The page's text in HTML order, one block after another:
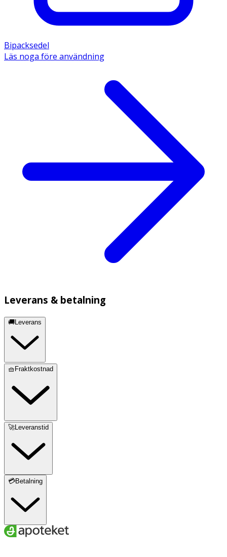
Bipacksedel
Läs noga före användning
Leverans & betalning
🚚Leverans
🧺Fraktkostnad
🚀Leveranstid
💳Betalning